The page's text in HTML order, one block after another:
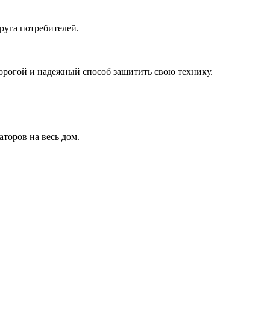
потребителей.
и надежный способ защитить свою технику.
на весь дом.